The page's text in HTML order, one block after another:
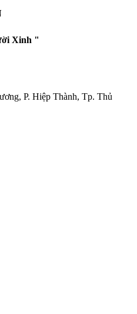
Xinh "
P. Hiệp Thành, Tp. Thủ